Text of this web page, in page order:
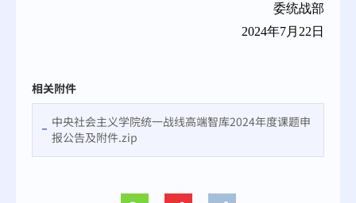
委统战部
2024年7月22日
相关附件
中央社会主义学院统一战线高端智库2024年度课题申
报公告及附件.zip